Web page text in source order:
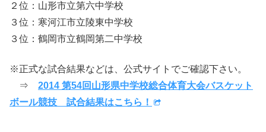
２位：山形市立第六中学校
３位：寒河江市立陵東中学校
３位：鶴岡市立鶴岡第二中学校
※正式な試合結果などは、公式サイトでご確認下さい。
⇒ 2014 第54回山形県中学校総合体育大会バスケット
ボール競技 試合結果はこちら！